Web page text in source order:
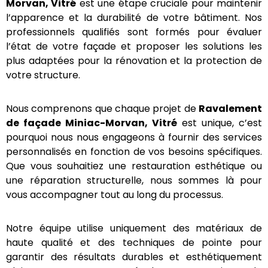
commerciaux. LeRavalement de façade Miniac-
Morvan, Vitréest une étape cruciale pour
maintenir l’apparence et la durabilité de votre
bâtiment. Nos professionnels qualifiés sont formés
pour évaluer l’état de votre façade et proposer les
Nous comprenons que chaque projet de
Ravalement de façadeMiniac-Morvan, Vitréest
unique, c’est pourquoi nous nous engageons à
fournir des services personnalisés en fonction de
vos besoins spécifiques. Que vous souhaitiez une
structurelle, nous sommes là pour vous
accompagner tout au long du processus.